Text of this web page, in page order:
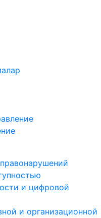
и цифровой
и организационной